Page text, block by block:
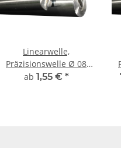
Linearwelle,
Präzisionswelle Ø 08
mm, gehärtet,
ab 1,55 € *